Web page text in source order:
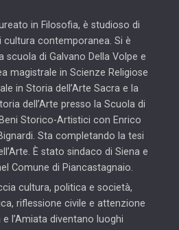
in Filosofia, è studioso di
cultura contemporanea. Si è
di Galvano Della Volpe e
magistrale in Scienze Religiose
in Storia dell’Arte Sacra e la
dell’Arte presso la Scuola di
Storico-Artistici con Enrico
Sta completando la tesi
È stato sindaco di Siena e
Comune di Piancastagnaio.
cultura, politica e società,
riflessione civile e attenzione
l’Amiata diventano luoghi